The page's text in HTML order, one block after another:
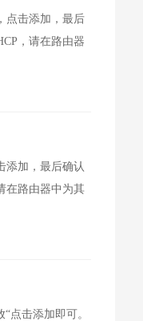
点击添加，最后
，请在路由器
添加，最后确认
在路由器中为其
点击添加即可。